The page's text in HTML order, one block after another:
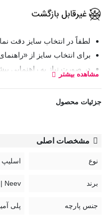
لطفاً در انتخاب سایز دقت
برای انتخاب سایز از
در صورت نیاز به راهنمایی
لباس‌ های زیر قابل تعویض و
استفاده از مواد شوینده
شوی لباس زیر در ماشین
رکاب‌ها به سایر البسه جلوگیری
البسه دیگر جلوگیری شود.
مشاهده بیشتر
جزئیات محصول
مشخصات اصلی
نوع اسلیپ
برند Neev | نیو
جنس پارچه پلی